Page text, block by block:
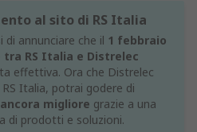
al sito di RS Italia
di annunciare che il 1 febbraio
tra RS Italia e Distrelec
effettiva. Ora che Distrelec
Italia, potrai godere di
migliore grazie a una
di prodotti e soluzioni.